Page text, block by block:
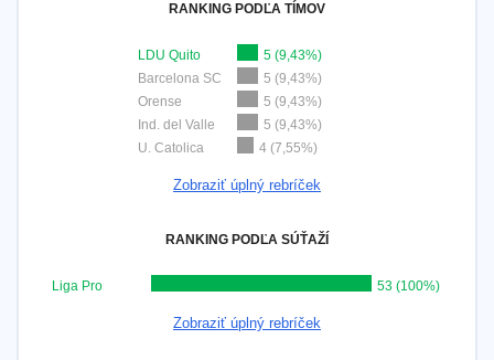
RANKING PODĽA TÍMOV
LDU Quito
5 (9,43%)
Barcelona SC
5 (9,43%)
Orense
5 (9,43%)
Ind. del Valle
5 (9,43%)
U. Catolica
4 (7,55%)
Zobraziť úplný rebríček
RANKING PODĽA SÚŤAŽÍ
Liga Pro 53 (100%)
Zobraziť úplný rebríček